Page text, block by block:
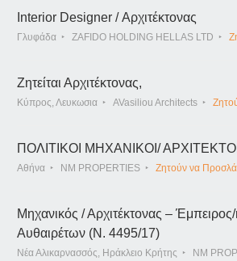
Interior Designer / Αρχιτέκτονας
Γλυφάδα ZAFIDO HOLDING HELLAS LTD
Ζητείται Αρχιτέκτονας,
Κύπρος, Λευκωσια AVasiliou Architects
ΠΟΛΙΤΙΚΟΙ ΜΗΧΑΝΙΚΟΙ/
Αθήνα NM PROPERTIES Ζητούν να
Μηχανικός / Αρχιτέκτονας – Έμπειρος/
Αυθαιρέτων (Ν. 4495/17)
Νέα Αλικαρνασσός, Ηράκλειο Κρήτης NM